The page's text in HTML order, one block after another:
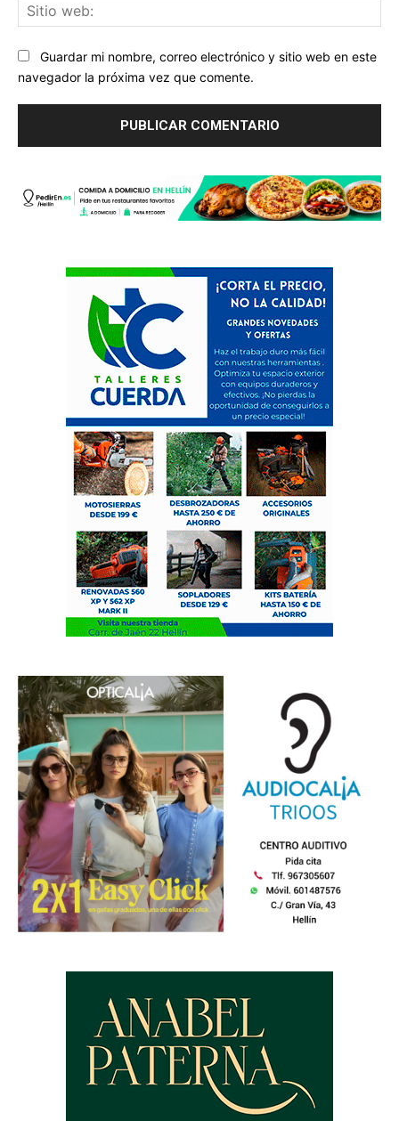
Guardar mi nombre, correo electrónico y sitio web en este
navegador la próxima vez que comente.